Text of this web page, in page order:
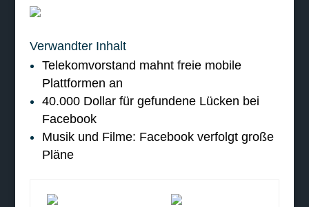
Verwandter Inhalt
Telekomvorstand mahnt freie mobile
Plattformen an
40.000 Dollar für gefundene Lücken bei
Facebook
Musik und Filme: Facebook verfolgt große
Pläne